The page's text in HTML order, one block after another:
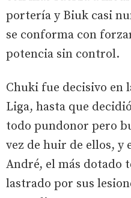
portería y Biuk casi
se conforma con
potencia sin control.
Chuki fue decisivo en
Liga, hasta que
todo pundonor pero
vez de huir de ellos, y
André, el más dotado
lastrado por sus